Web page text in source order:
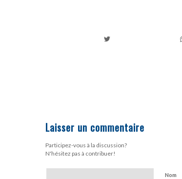
Laisser un commentaire
Participez-vous à la discussion?
N'hésitez pas à contribuer!
Nom